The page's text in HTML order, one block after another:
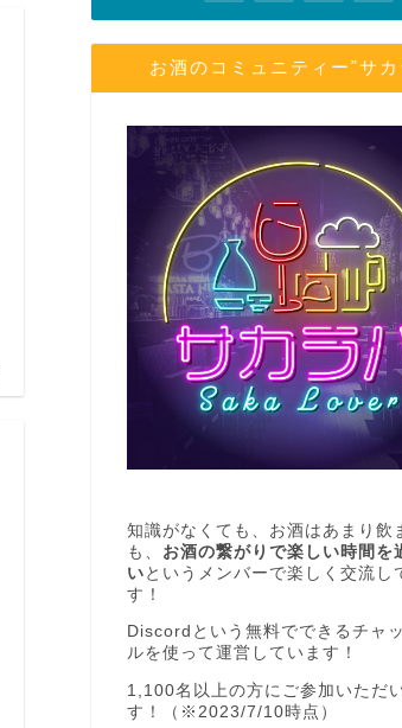
全国の日本酒銘柄紹介！純米
出羽燦々 中取り【三重県】
2019年
全国の日本酒銘柄紹介！仙禽
ール trois(トロワ)【栃木県】
お酒のコミュニティー”サカ
知識がなくても、お酒はあまり飲
も、 お酒の繋がりで楽しい時間を
い というメンバーで楽しく交流し
す！
Discordという無料でできるチャ
ルを使って運営しています！
1,100名以上の方にご参加いただ
す！（※2023/7/10時点）